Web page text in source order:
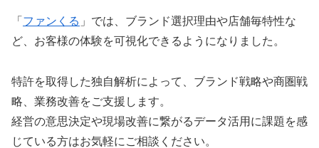
「 ファンくる 」では、ブランド選択理由や店舗毎特性な
ど、お客様の体験を可視化できるようになりました。
特許を取得した独自解析によって、ブランド戦略や商圏戦
略、業務改善をご支援します。
経営の意思決定や現場改善に繋がるデータ活用に課題を感
じている方はお気軽にご相談ください。